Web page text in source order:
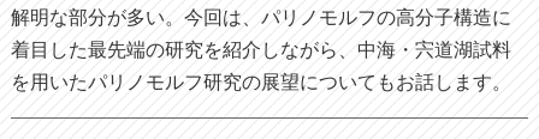
解明な部分が多い。今回は、パリノモルフの高分子構造に
着目した最先端の研究を紹介しながら、中海・宍道湖試料
を用いたパリノモルフ研究の展望についてもお話します。